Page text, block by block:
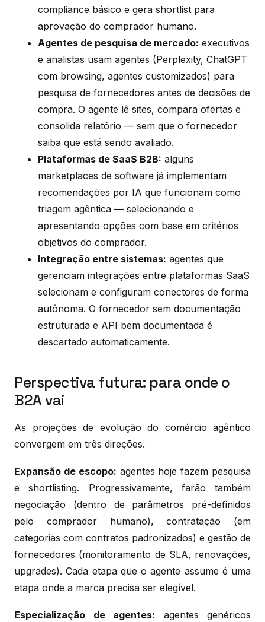
compliance básico e gera shortlist para
aprovação do comprador humano.
Agentes de pesquisa de mercado: executivos
e analistas usam agentes (Perplexity, ChatGPT
com browsing, agentes customizados) para
pesquisa de fornecedores antes de decisões de
compra. O agente lê sites, compara ofertas e
consolida relatório — sem que o fornecedor
saiba que está sendo avaliado.
Plataformas de SaaS B2B: alguns
marketplaces de software já implementam
recomendações por IA que funcionam como
triagem agêntica — selecionando e
apresentando opções com base em critérios
objetivos do comprador.
Integração entre sistemas: agentes que
gerenciam integrações entre plataformas SaaS
selecionam e configuram conectores de forma
autônoma. O fornecedor sem documentação
estruturada e API bem documentada é
descartado automaticamente.
Perspectiva futura: para onde o
B2A vai
As projeções de evolução do comércio agêntico
convergem em três direções.
Expansão de escopo: agentes hoje fazem pesquisa
e shortlisting. Progressivamente, farão também
negociação (dentro de parâmetros pré-definidos
pelo comprador humano), contratação (em
categorias com contratos padronizados) e gestão de
fornecedores (monitoramento de SLA, renovações,
upgrades). Cada etapa que o agente assume é uma
etapa onde a marca precisa ser elegível.
Especialização de agentes: agentes genéricos